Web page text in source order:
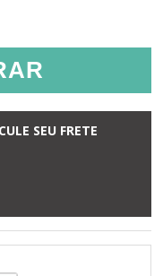
SEU FRETE